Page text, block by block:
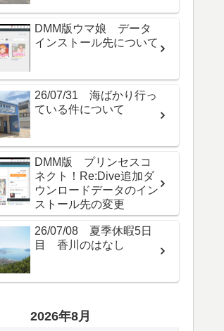
DMM版ウマ娘 データ
インストール先について
26/07/31 海ばかり行っ
ている件について
DMM版 プリンセスコ
ネクト！Re:Dive追加ダ
ウンロードデータのイン
ストール先の変更
26/07/08 夏季休暇5日
目 香川のはなし
2026年8月